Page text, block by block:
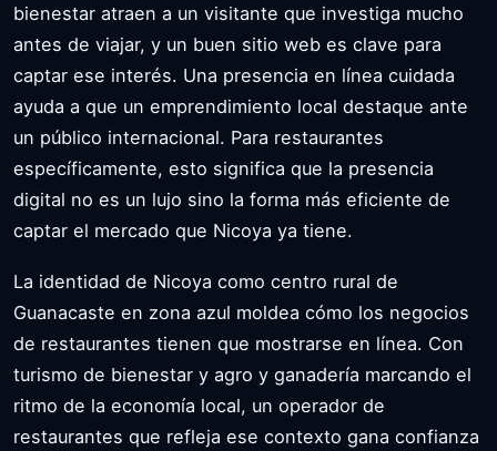
bienestar atraen a un visitante que investiga mucho
antes de viajar, y un buen sitio web es clave para
captar ese interés. Una presencia en línea cuidada
ayuda a que un emprendimiento local destaque ante
un público internacional. Para restaurantes
específicamente, esto significa que la presencia
digital no es un lujo sino la forma más eficiente de
captar el mercado que Nicoya ya tiene.
La identidad de Nicoya como centro rural de
Guanacaste en zona azul moldea cómo los negocios
de restaurantes tienen que mostrarse en línea. Con
turismo de bienestar y agro y ganadería marcando el
ritmo de la economía local, un operador de
restaurantes que refleja ese contexto gana confianza